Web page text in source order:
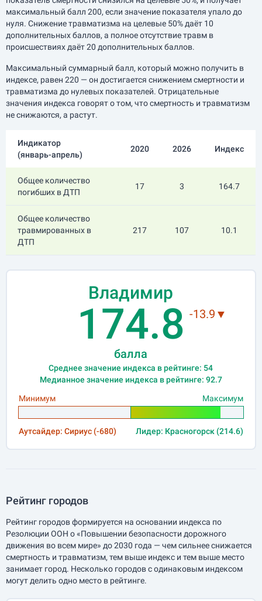
максимальный балл 200, если значение показателя упало до
нуля. Снижение травматизма на целевые 50% даёт 10
дополнительных баллов, а полное отсутствие травм в
происшествиях даёт 20 дополнительных баллов.
Максимальный суммарный балл, который можно получить в
индексе, равен 220 — он достигается снижением смертности и
травматизма до нулевых показателей. Отрицательные
значения индекса говорят о том, что смертность и травматизм
не снижаются, а растут.
Индикатор
(январь-апрель)
2020 2026 Индекс
Общее количество
погибших в ДТП
17 3 164.7
Общее количество
травмированных в
ДТП
217 107 10.1
Владимир
174.8
балла
-13.9▼
Среднее значение индекса в рейтинге: 54
Медианное значение индекса в рейтинге: 92.7
Минимум
Максимум
Аутсайдер: Сириус (-680) Лидер: Красногорск (214.6)
Рейтинг городов
Рейтинг городов формируется на основании индекса по
Резолюции ООН о «Повышении безопасности дорожного
движения во всем мире» до 2030 года — чем сильнее снижается
смертность и травматизм, тем выше индекс и тем выше место
занимает город. Несколько городов с одинаковым индексом
могут делить одно место в рейтинге.